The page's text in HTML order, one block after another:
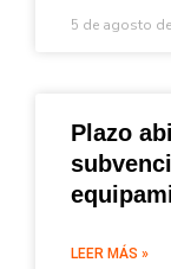
5 de agosto
Plazo
LEER MÁS »